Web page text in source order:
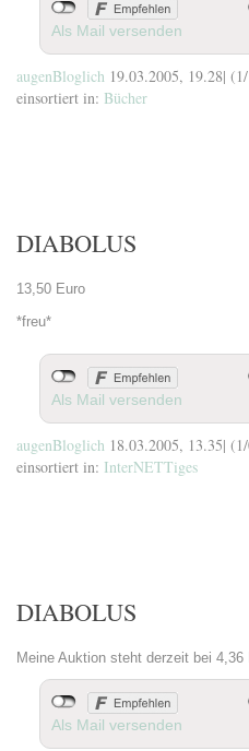
Als Mail versenden
augenBloglich 19.03.2005, 19.28|
einsortiert in: Bücher
DIABOLUS
13,50 Euro
*freu*
Als Mail versenden
augenBloglich 18.03.2005, 13.35|
einsortiert in: InterNETTiges
DIABOLUS
Meine Auktion steht derzeit bei
Als Mail versenden